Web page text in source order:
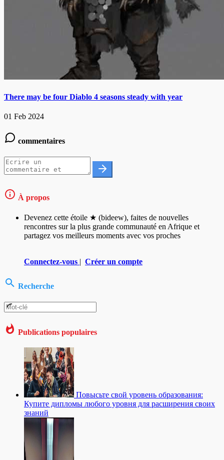
There may be four Diablo 4 seasons steady with year
01 Feb 2024
commentaires
À propos
Devenez cette étoile ★ (bideew), faites de nouvelles
rencontres sur la plus grande communauté en Afrique et
partagez vos meilleurs moments avec vos proches
Connectez-vous | Créer un compte
Recherche
Publications populaires
Повысьте свой уровень образования:
Купите дипломы любого уровня для расширения своих
знаний